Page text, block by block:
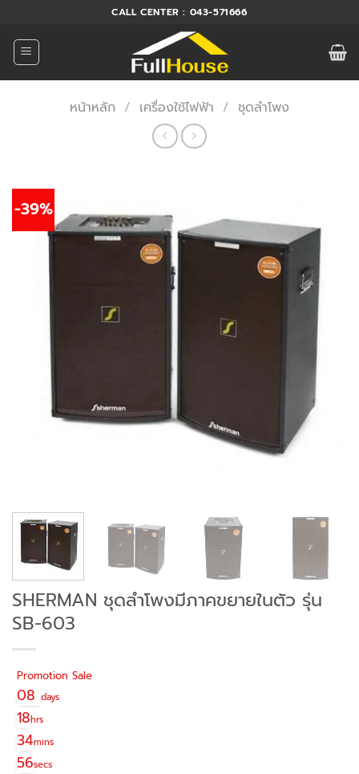
ยัง
เนื้อหา
CALL CENTER : 043-571666
หน้าหลัก / เครื่องใช้ไฟฟ้า / ชุดลำโพง
-39%
SHERMAN ชุดลำโพงมีภาคขยายในตัว รุ่น
SB-603
Promotion Sale
08 days
18hrs
34mins
56secs